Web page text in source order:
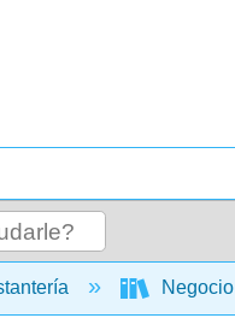
jerarquía global
Negocio